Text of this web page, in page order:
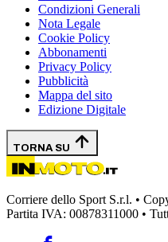
Condizioni Generali
Nota Legale
Cookie Policy
Abbonamenti
Privacy Policy
Pubblicità
Mappa del sito
Edizione Digitale
TORNA SU
Corriere dello Sport S.r.l. •
Partita IVA: 00878311000 •